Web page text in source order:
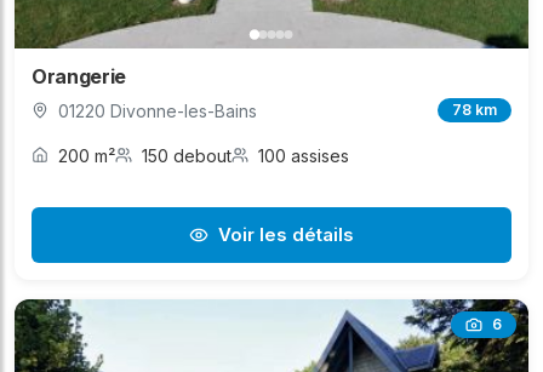
Orangerie
01220 Divonne-les-Bains 78 km
200 m² 150 debout 100 assises
Voir les détails
6